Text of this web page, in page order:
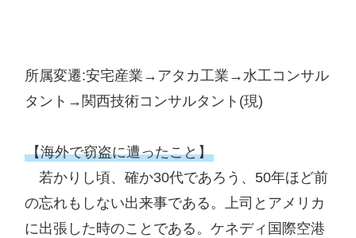
所属変遷:安宅産業→アタカ工業→水工コンサル
タント→関西技術コンサルタント(現)
【海外で窃盗に遭ったこと】
若かりし頃、確か30代であろう、50年ほど前
の忘れもしない出来事である。上司とアメリカ
に出張した時のことである。ケネディ国際空港